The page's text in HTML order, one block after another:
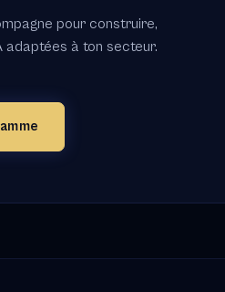
pour construire,
adaptées à ton secteur.